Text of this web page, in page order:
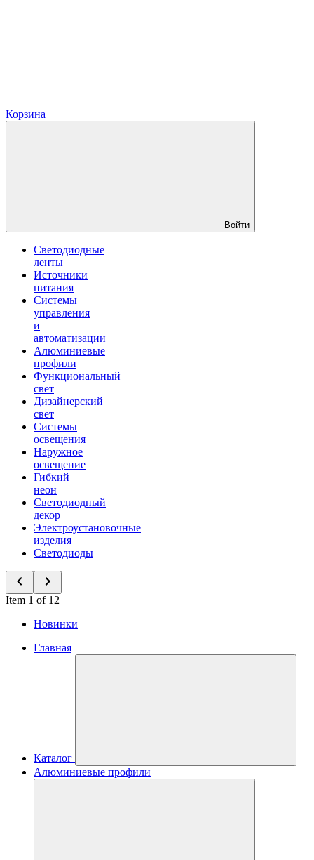
Корзина
Войти
Светодиодные
ленты
Источники
питания
Системы
управления
и
автоматизации
Алюминиевые
профили
Функциональный
свет
Дизайнерский
свет
Системы
освещения
Наружное
освещение
Гибкий
неон
Светодиодный
декор
Электроустановочные
изделия
Светодиоды
Item 1 of 12
Новинки
Главная
Каталог
Алюминиевые профили